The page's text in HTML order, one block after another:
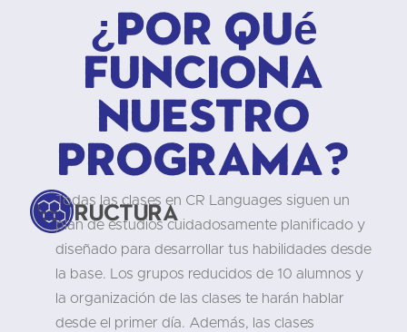
¿Por qué
funciona
nuestro
programa?
Estructura
Todas las clases en CR Languages siguen un
plan de estudios cuidadosamente planificado y
diseñado para desarrollar tus habilidades desde
la base. Los grupos reducidos de 10 alumnos y
la organización de las clases te harán hablar
desde el primer día. Además, las clases